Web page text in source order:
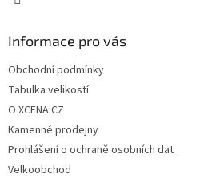
Informace pro vás
Obchodní podmínky
Tabulka velikostí
O XCENA.CZ
Kamenné prodejny
Prohlášení o ochraně osobních dat
Velkoobchod